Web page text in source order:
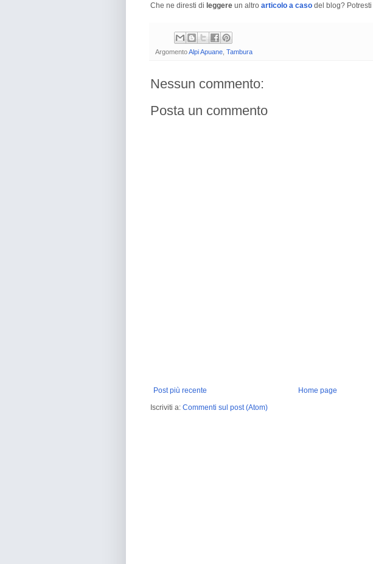
Che ne diresti di leggere un altro articolo a caso del blog?
ArgomentoAlpi Apuane Tambura
Nessun commento:
Posta un commento
Post più recente
Home page
Iscriviti a: Commenti sul post (Atom)